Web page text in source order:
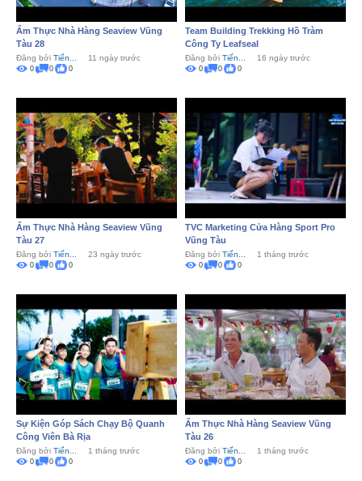
Ẩm Thực Nhà Hàng Seaview Vũng
Tàu 28
Đăng bởi Tiến... 11 ngày trước
0 0 0
Team Building Trekking Hồ Tràm
Công Ty Leafseal
Đăng bởi Tiến... 16 ngày trước
0 0 0
Ẩm Thực Nhà Hàng Seaview Vũng
Tàu 27
Đăng bởi Tiến... 23 ngày trước
0 0 0
TVC Marketing Cửa Hàng Sport Pro
Vũng Tàu
Đăng bởi Tiến... 1 tháng trước
0 0 0
Sự Kiện Góp Sách Chạy Bộ Quanh
Công Viên Bà Rịa
Đăng bởi Tiến... 1 tháng trước
0 0 0
Ẩm Thực Nhà Hàng Seaview Vũng
Tàu 26
Đăng bởi Tiến... 1 tháng trước
0 0 0